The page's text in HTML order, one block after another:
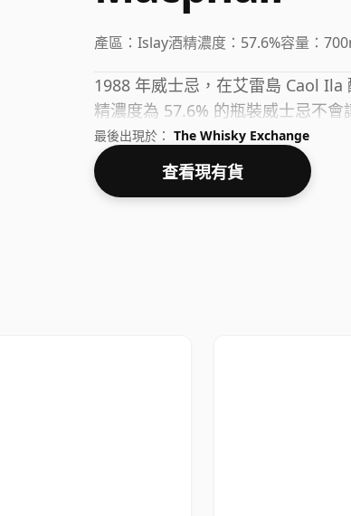
產區： Islay酒精濃度： 57.6%容量：
1988 年威士忌，在艾雷島 Caol
精濃度為 57.6% 的瓶裝威士忌不會
最後出現於： The Whisky Exchange
查看現有貨